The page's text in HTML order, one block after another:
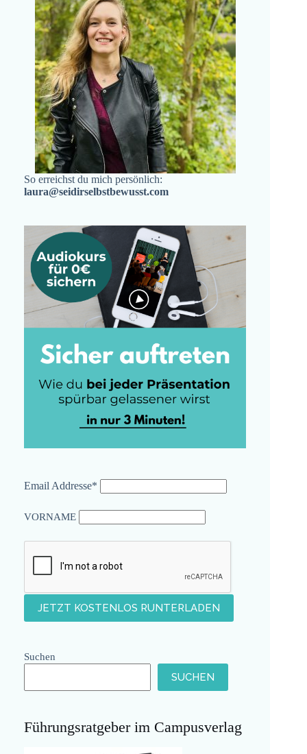
So erreichst du mich persönlich:
laura@seidirselbstbewusst.com
Email Addresse*
VORNAME
Suchen
SUCHEN
Führungsratgeber im Campusverlag